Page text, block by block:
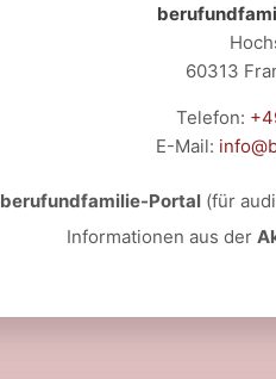
60313
Telefon:
E-Mail:
berufundfamilie-Portal(für
Informationen aus der